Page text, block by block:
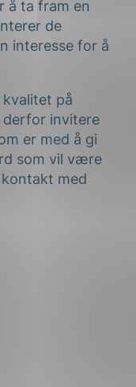
å ta fram en
de
interesse for å
på
derfor invitere
er med å gi
som vil være
med